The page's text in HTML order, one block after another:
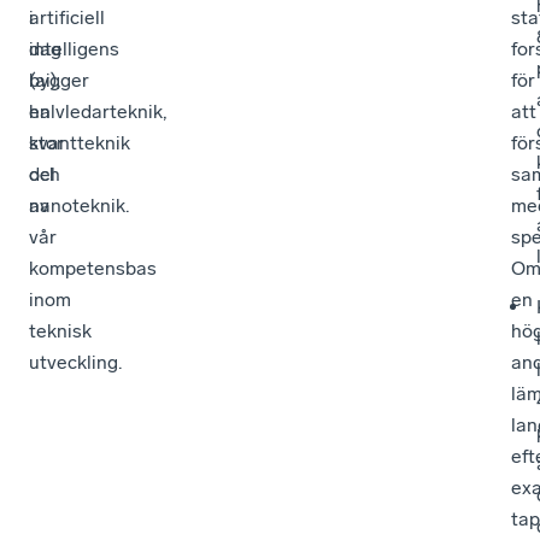
i
dag
bygger
en
stor
del
av
vår
kompetensbas
inom
teknisk
utveckling.
artificiell
intelligens
(ai),
halvledarteknik,
kvantteknik
och
nanoteknik.
för
att
Om
en